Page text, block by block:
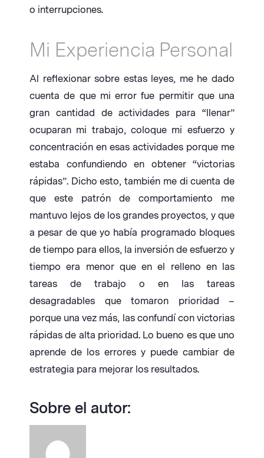
o interrupciones.
Mi Experiencia Personal
Al reflexionar sobre estas leyes, me he dado
cuenta de que mi error fue permitir que una
gran cantidad de actividades para “llenar”
ocuparan mi trabajo, coloque mi esfuerzo y
concentración en esas actividades porque me
estaba confundiendo en obtener “victorias
rápidas”. Dicho esto, también me di cuenta de
que este patrón de comportamiento me
mantuvo lejos de los grandes proyectos, y que
a pesar de que yo había programado bloques
de tiempo para ellos, la inversión de esfuerzo y
tiempo era menor que en el relleno en las
tareas de trabajo o en las tareas
desagradables que tomaron prioridad –
porque una vez más, las confundí con victorias
rápidas de alta prioridad. Lo bueno es que uno
aprende de los errores y puede cambiar de
estrategia para mejorar los resultados.
Sobre el autor: